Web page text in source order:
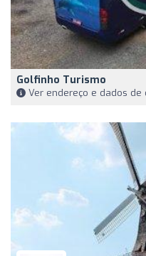
Golfinho Turismo
Ver endereço e dados de